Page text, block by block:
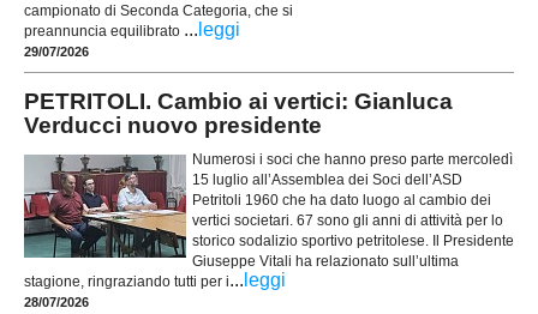
campionato di Seconda Categoria, che si
preannuncia equilibrato ... leggi
29/07/2026
PETRITOLI. Cambio ai vertici: Gianluca
Verducci nuovo presidente
Numerosi i soci che hanno preso parte mercoledì
15 luglio all’Assemblea dei Soci dell’ASD
Petritoli 1960 che ha dato luogo al cambio dei
vertici societari. 67 sono gli anni di attività per lo
storico sodalizio sportivo petritolese. Il Presidente
Giuseppe Vitali ha relazionato sull’ultima
stagione, ringraziando tutti per i... leggi
28/07/2026